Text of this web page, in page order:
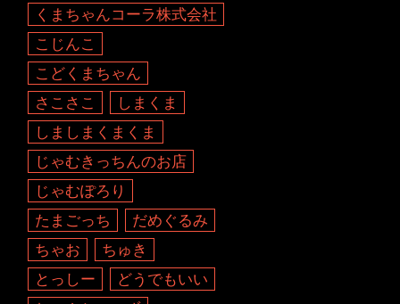
くまちゃんコーラ株式会社
こじんこ
こどくまちゃん
さこさこ
しまくま
しましまくまくま
じゃむきっちんのお店
じゃむぽろり
たまごっち
だめぐるみ
ちゃお
ちゅき
とっしー
どうでもいい